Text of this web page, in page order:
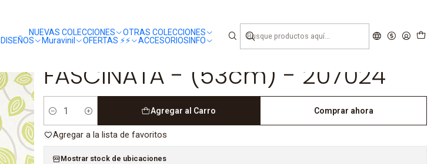
NUEVAS COLECCIONES
OTRAS COLECCIONES
DISEÑOS
Muravinil OFERTAS ⚡️⚡️ ACCESORIOSINFO
FASCINATA - (53cm) - 207024
Cantidad
Agregar al Carro Comprar ahora
Agregar a la lista de favoritos
Mostrar stock de ubicaciones